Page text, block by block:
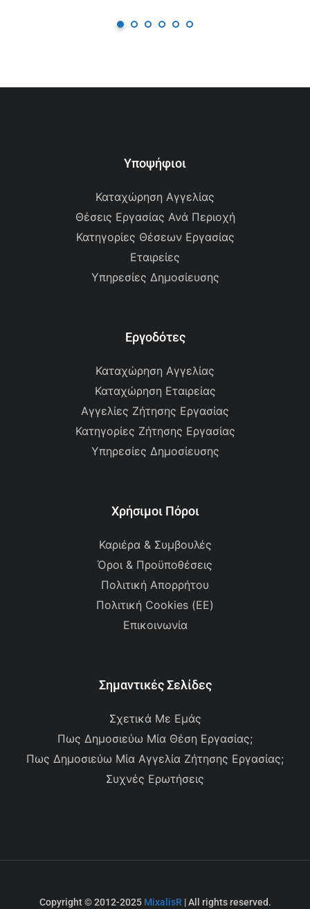
Υποψήφιοι
Καταχώρηση Αγγελίας
Θέσεις Εργασίας Ανά Περιοχή
Κατηγορίες Θέσεων Εργασίας
Εταιρείες
Υπηρεσίες Δημοσίευσης
Εργοδότες
Καταχώρηση Αγγελίας
Καταχώρηση Εταιρείας
Αγγελίες Ζήτησης Εργασίας
Κατηγορίες Ζήτησης Εργασίας
Υπηρεσίες Δημοσίευσης
Χρήσιμοι Πόροι
Καριέρα & Συμβουλές
Όροι & Προϋποθέσεις
Πολιτική Απορρήτου
Πολιτική Cookies (ΕΕ)
Επικοινωνία
Σημαντικές Σελίδες
Σχετικά Με Εμάς
Πως Δημοσιεύω Μία Θέση Εργασίας;
Πως Δημοσιεύω Μία Αγγελία Ζήτησης Εργασίας;
Συχνές Ερωτήσεις
Copyright © 2012-2025 MixalisR| All rights reserved.